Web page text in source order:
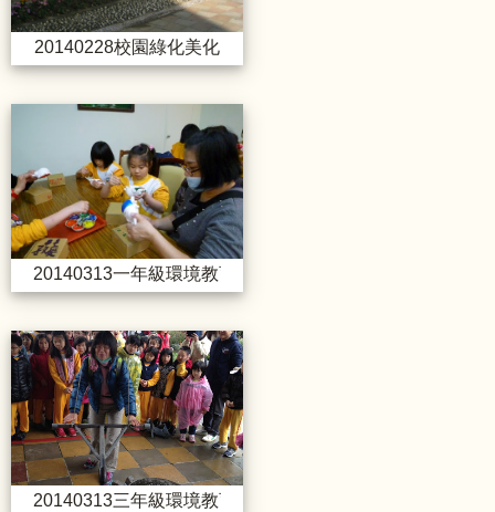
20140228校園綠化美化
20140313一年級環境教育活動_生態農場
20140313三年級環境教育活動
20140313三年級環境教育活動_田園休閒農場